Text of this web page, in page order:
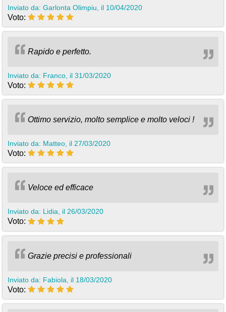
Inviato da: Garlonta Olimpiu, il 10/04/2020
Voto:
Rapido e perfetto.
Inviato da: Franco, il 31/03/2020
Voto:
Ottimo servizio, molto semplice e molto veloci !
Inviato da: Matteo, il 27/03/2020
Voto:
Veloce ed efficace
Inviato da: Lidia, il 26/03/2020
Voto:
Grazie precisi e professionali
Inviato da: Fabiola, il 18/03/2020
Voto: